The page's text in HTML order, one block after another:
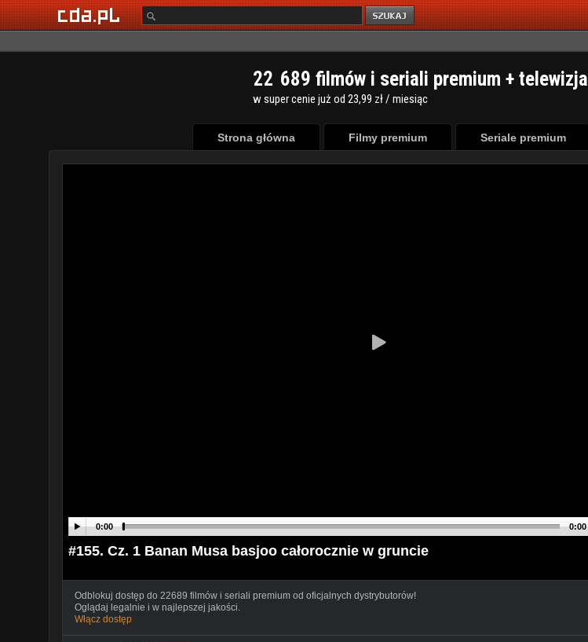
22 689 filmów i seriali premium + telewizja
w super cenie już od 23,99 zł / miesiąc
Strona główna Filmy premium Seriale premium
0:00 0:00
#155. Cz. 1 Banan Musa basjoo całorocznie w gruncie
Odblokuj dostęp do 22689 filmów i seriali premium od oficjalnych dystrybutorów!
Oglądaj legalnie i w najlepszej jakości.
Włącz dostęp